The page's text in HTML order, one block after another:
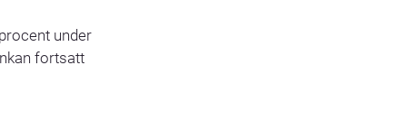
under
fortsatt